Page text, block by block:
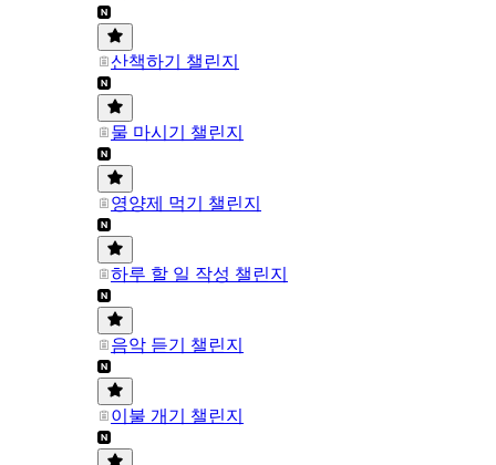
산책하기 챌린지
물 마시기 챌린지
영양제 먹기 챌린지
하루 할 일 작성 챌린지
음악 듣기 챌린지
이불 개기 챌린지